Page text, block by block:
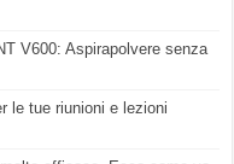
V600: Aspirapolvere senza
le tue riunioni e lezioni